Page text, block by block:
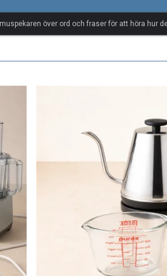
över ord och fraser för att höra hur